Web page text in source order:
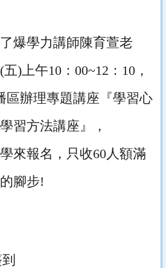
爆學力講師陳育萱老
)上午10：00~12：10，
區辦理專題講座『學習心
習方法講座』，
來報名，只收60人額滿
腳步!
簽到